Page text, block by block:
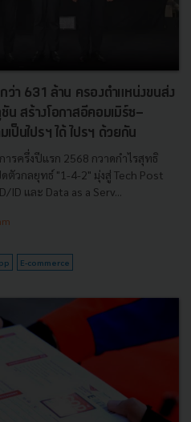
ว่า 631 ล้าน ครองตำแหน่งขนส่ง
น สร้างโอกาสอีคอมเมิร์ซ-
ป็นไปรฯ ได้ ไปรฯ ด้วยกัน
ครึ่งปีแรก 2568 กวาดกำไรสุทธิ
ตัวกลยุทธ์ "1-4-2" มุ่งสู่ Tech Post
และ Data as a Serv...
E-commerce